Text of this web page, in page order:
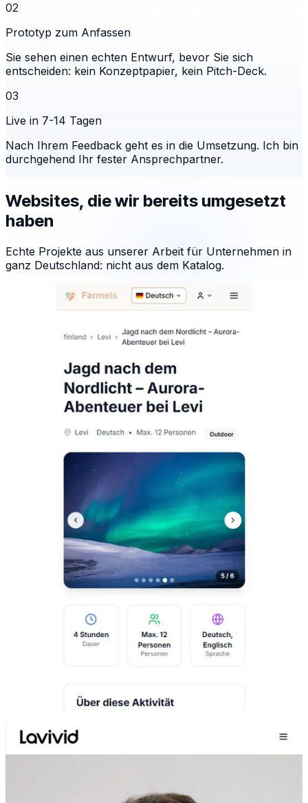
02
Prototyp zum Anfassen
Sie sehen einen echten Entwurf, bevor Sie sich
entscheiden: kein Konzeptpapier, kein Pitch-Deck.
03
Live in 7-14 Tagen
Nach Ihrem Feedback geht es in die Umsetzung. Ich bin
durchgehend Ihr fester Ansprechpartner.
Websites, die wir bereits umgesetzt
haben
Echte Projekte aus unserer Arbeit für Unternehmen in
ganz Deutschland: nicht aus dem Katalog.